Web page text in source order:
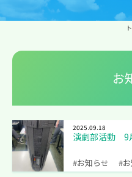
お
2025.09.18
#お知らせ #
演劇部活動 9